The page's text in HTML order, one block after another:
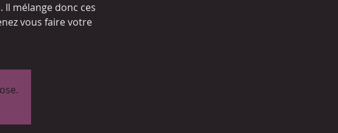
mélange donc ces
vous faire votre